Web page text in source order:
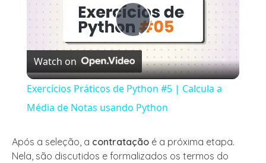
Play
Video
Watch on
Exercícios Práticos de Python #5 | Calcula a
Média de Notas usando Python
Após a seleção, a contratação é a próxima etapa.
Nela, são discutidos e formalizados os termos do